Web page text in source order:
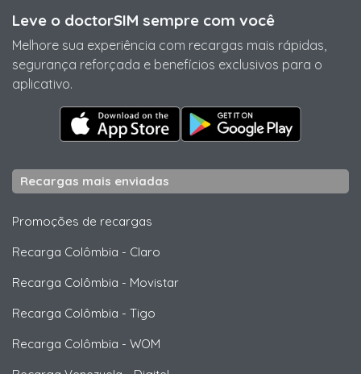
Leve o doctorSIM sempre com você
Melhore sua experiência com recargas mais rápidas,
segurança reforçada e benefícios exclusivos para o
aplicativo.
Recargas mais enviadas
Promoções de recargas
Recarga Colômbia - Claro
Recarga Colômbia - Movistar
Recarga Colômbia - Tigo
Recarga Colômbia - WOM